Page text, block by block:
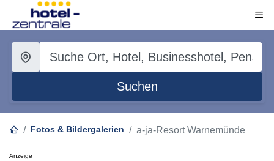
Suchen
Fotos & Bildergalerien a-ja-Resort Warnemünde
Anzeige